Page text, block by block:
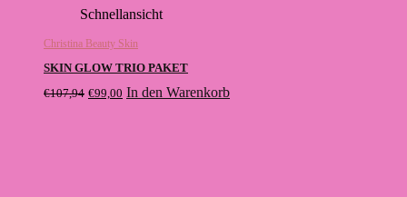
Schnellansicht
Christina Beauty Skin
SKIN GLOW TRIO PAKET
€107,94 Ursprünglicher
€99,00 Aktueller
In den Warenkorb